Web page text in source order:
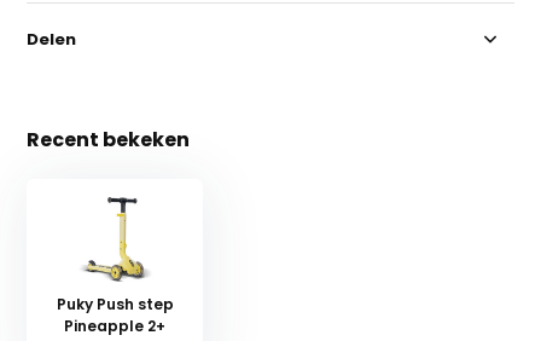
Delen
Recent bekeken
Puky Push step
Pineapple 2+